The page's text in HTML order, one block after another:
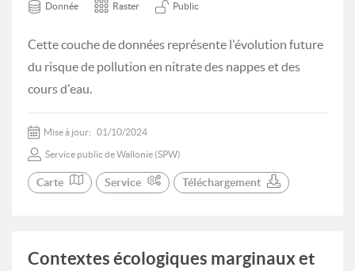
Donnée Raster Public
Cette couche de données représente l'évolution future
du risque de pollution en nitrate des nappes et des
cours d'eau.
Mise à jour: 01/10/2024
Service public de Wallonie (SPW)
Carte Service Téléchargement
Contextes écologiques marginaux et